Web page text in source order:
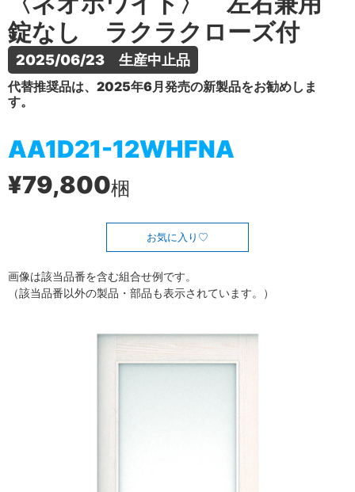
錠なし ラクラクローズ付
2025/06/23　生産中止品
代替推奨品は、2025年6月発売の新製品をお勧めしま
す。
AA1D21-12WHFNA
¥79,800梱
お気に入り
画像は該当品番を含む組合せ例です。
（該当品番以外の製品・部品も表示されています。）